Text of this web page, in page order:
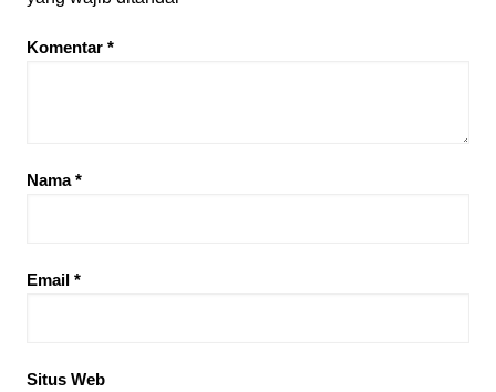
Komentar *
Nama*
Email *
Situs Web